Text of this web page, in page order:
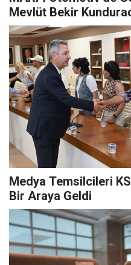
Mevlüt Bekir
Medya Temsilcileri
Bir Araya Geldi